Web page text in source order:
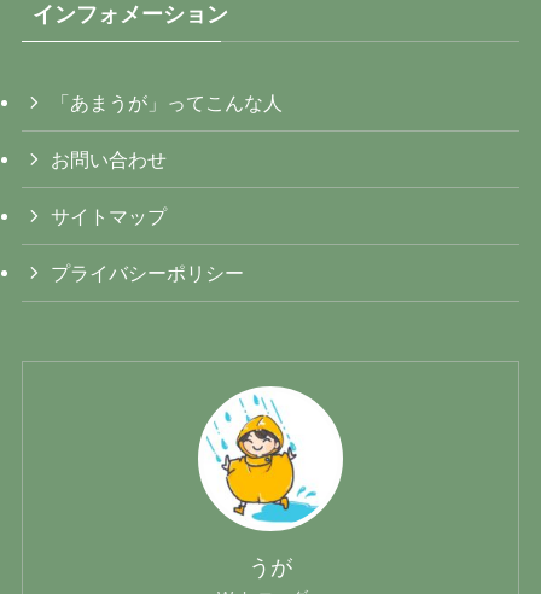
インフォメーション
「あまうが」ってこんな人
お問い合わせ
サイトマップ
プライバシーポリシー
うが